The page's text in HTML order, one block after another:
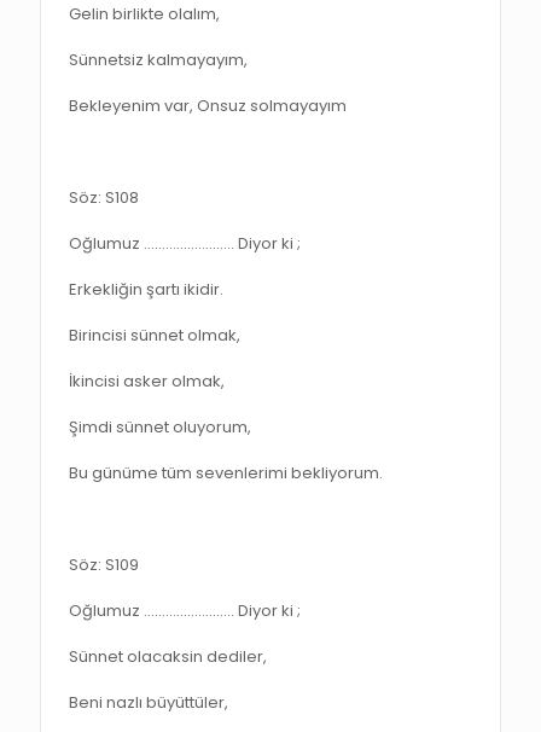
Gelin birlikte olalım,
Sünnetsiz kalmayayım,
Bekleyenim var, Onsuz solmayayım
Söz: S108
Oğlumuz ……………………. Diyor ki ;
Erkekliğin şartı ikidir.
Birincisi sünnet olmak,
İkincisi asker olmak,
Şimdi sünnet oluyorum,
Bu günüme tüm sevenlerimi bekliyorum.
Söz: S109
Oğlumuz ……………………. Diyor ki ;
Sünnet olacaksin dediler,
Beni nazlı büyüttüler,